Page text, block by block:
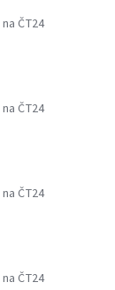
na ČT24
na ČT24
na ČT24
na ČT24